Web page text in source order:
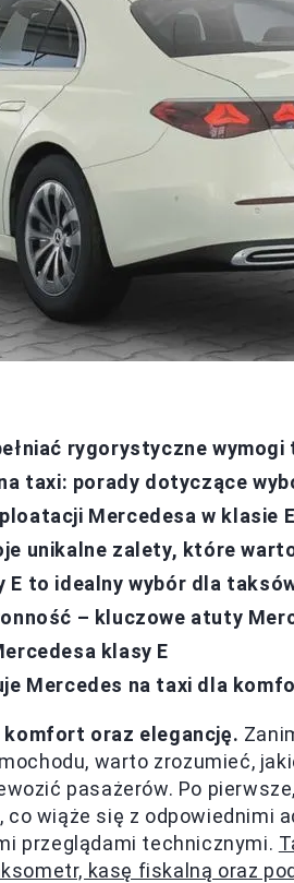
rygorystyczne wymogi
taxi: porady dotyczące
Mercedesa w klasie
unikalne zalety, które
E to idealny wybór dla
– kluczowe atuty
klasy E
Mercedes na taxi dla
komfort oraz elegancję.
warto zrozumieć,
pasażerów. Po
wiąże się z odpowiednimi
przeglądami technicznymi.
kasę fiskalną oraz